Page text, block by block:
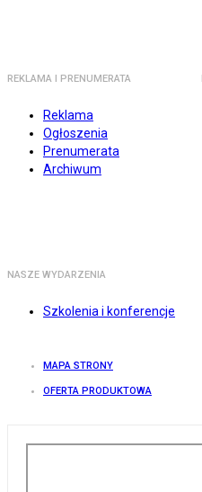
REKLAMA I PRENUMERATA
Reklama
Ogłoszenia
Prenumerata
Archiwum
NASZE WYDARZENIA
Szkolenia i konferencje
MAPA STRONY
OFERTA PRODUKTOWA